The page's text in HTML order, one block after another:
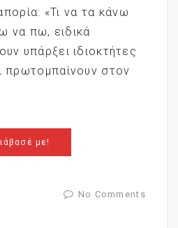
«Τι να τα κάνω
να πω, ειδικά
υπάρξει ιδιοκτήτες
πρωτομπαίνουν στον
με!
No Comments